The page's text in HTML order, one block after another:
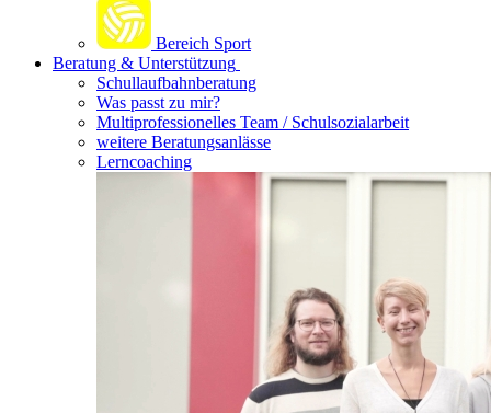
Bereich Sport
Beratung & Unterstützung
Schullaufbahnberatung
Was passt zu mir?
Multipro­fessionelles Team / Schulsozialarbeit
weitere Beratungsanlässe
Lerncoaching